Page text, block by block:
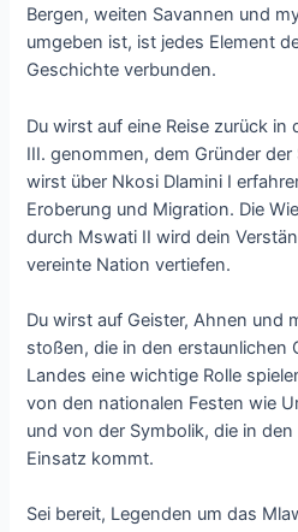
Bergen, weiten Savannen und
umgeben ist, ist jedes Element
Geschichte verbunden.
Du wirst auf eine Reise zurück
III. genommen, dem Gründer
wirst über Nkosi Dlamini I
Eroberung und Migration. Die
durch Mswati II wird dein
vereinte Nation vertiefen.
Du wirst auf Geister, Ahnen und
stoßen, die in den erstaunlichen
Landes eine wichtige Rolle
von den nationalen Festen wie
und von der Symbolik, die in
Einsatz kommt.
Sei bereit, Legenden um das